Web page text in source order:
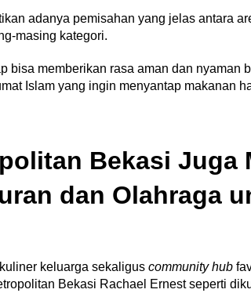
adanya pemisahan yang jelas antara
masing kategori.
bisa memberikan rasa aman dan nyaman
Islam yang ingin menyantap makanan
Bekasi Juga
dan Olahraga
keluarga sekaligus community hub
Bekasi Rachael Ernest seperti